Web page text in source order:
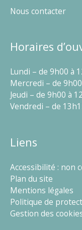
Nous contacter
Horaires
Lundi – de 9h00 à
Mercredi – de
Jeudi – de 9h00 à
Vendredi – de
Liens
Accessibilité : non
Plan du site
Mentions légales
Politique de
Gestion des